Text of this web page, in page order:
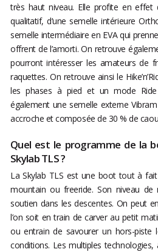
très haut niveau. Elle profite en effet
qualitatif, d’une semelle intérieure
semelle intermédiaire en EVA qui
offrent de l’amorti. On retrouve
pourront intéresser les amateurs de
raquettes. On retrouve ainsi le
les phases à pied et un mode
également une semelle externe
accroche et composée de 30 % de
Quel est le programme de la
Skylab TLS ?
La Skylab TLS est une boot tout à
mountain ou freeride. Son niveau
soutien dans les descentes. On peut
l’on soit en train de carver au petit
ou entrain de savourer un hors-piste
conditions. Les multiples